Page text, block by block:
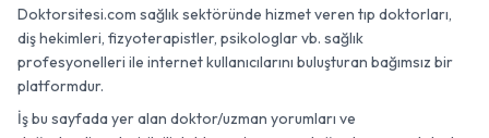
Doktorsitesi.com sağlık sektöründe hizmet veren tıp doktorları,
diş hekimleri, fizyoterapistler, psikologlar vb. sağlık
profesyonelleri ile internet kullanıcılarını buluşturan bağımsız bir
platformdur.
İş bu sayfada yer alan doktor/uzman yorumları ve